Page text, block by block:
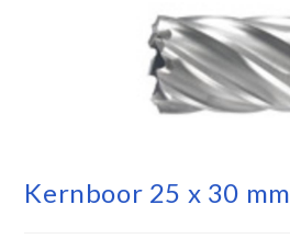
Kernboor 25 x 30 mm